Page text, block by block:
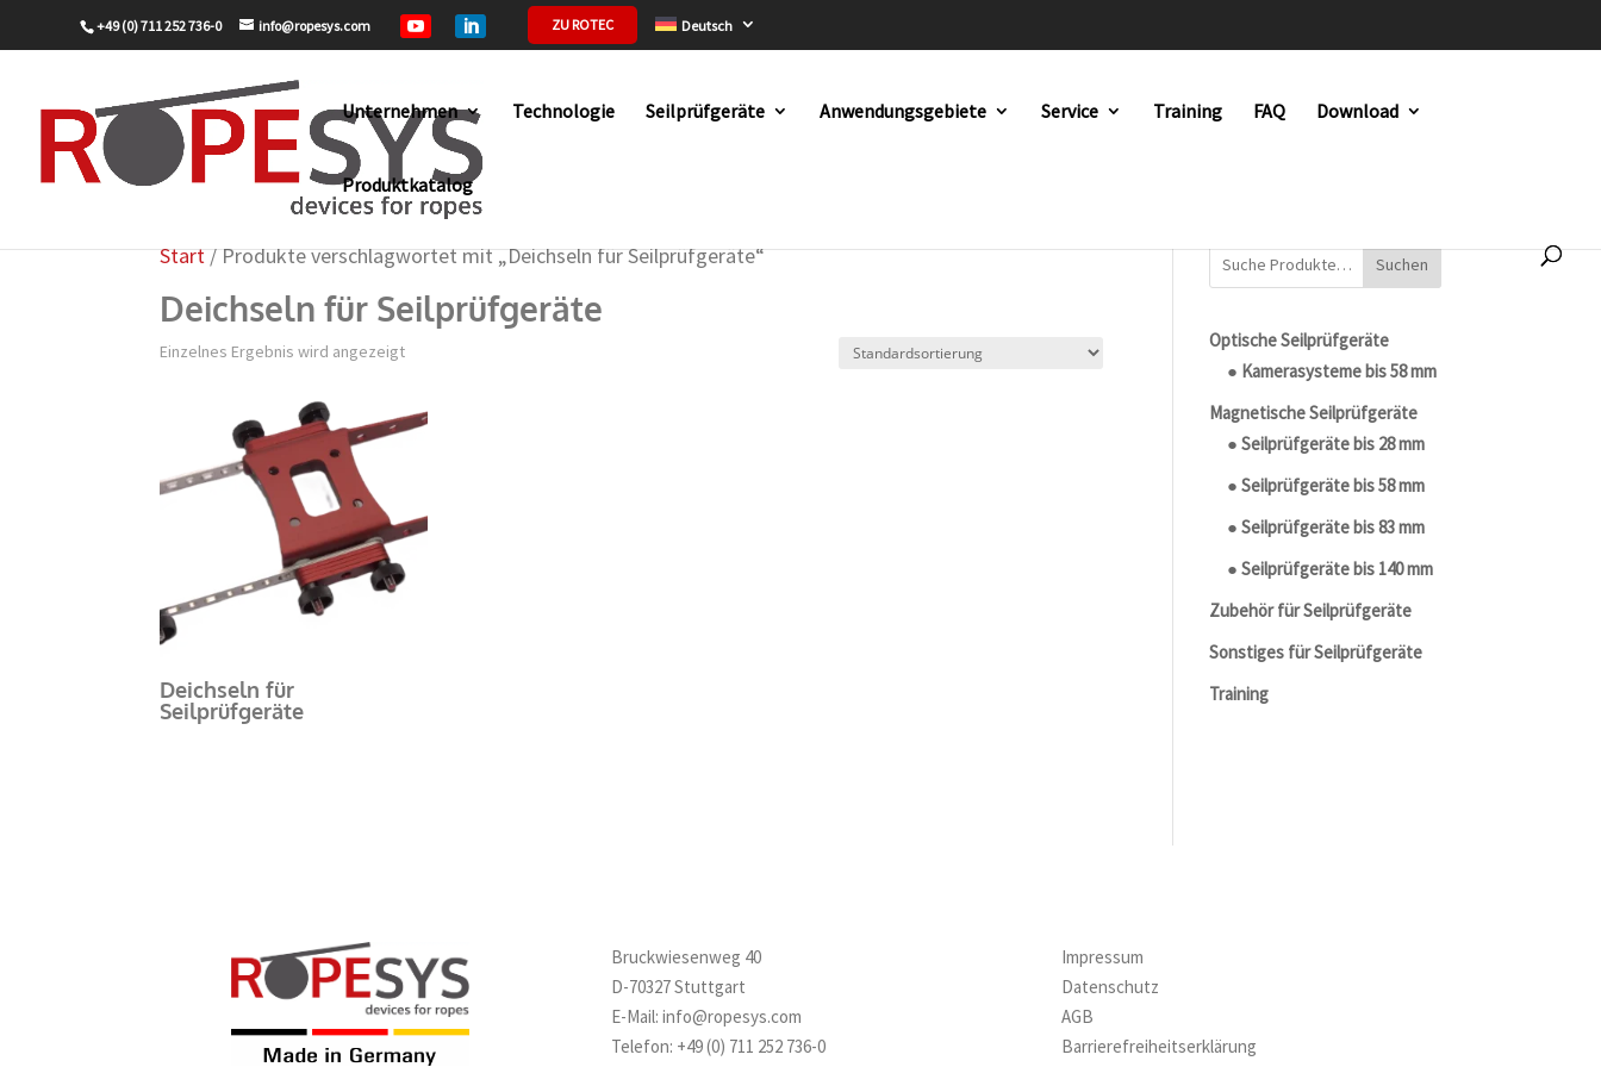
+49 (0) 711 252 736-0 info@ropesys.com   ZU ROTEC Deutsch
Unternehmen Technologie Seilprüfgeräte Anwendungsgebiete Service Training FAQ Download
Produktkatalog
Start/ Produkte verschlagwortet mit „Deichseln für Seilprüfgeräte“
Deichseln für Seilprüfgeräte
Einzelnes Ergebnis wird angezeigt
Deichseln für
Seilprüfgeräte
Suchen
Optische Seilprüfgeräte
● Kamerasysteme bis 58 mm
Magnetische Seilprüfgeräte
● Seilprüfgeräte bis 28 mm
● Seilprüfgeräte bis 58 mm
● Seilprüfgeräte bis 83 mm
● Seilprüfgeräte bis 140 mm
Zubehör für Seilprüfgeräte
Sonstiges für Seilprüfgeräte
Training
Bruckwiesenweg 40
D-70327 Stuttgart
E-Mail: info@ropesys.com
Telefon: +49 (0) 711 252 736-0
Impressum
Datenschutz
AGB
Barrierefreiheitserklärung